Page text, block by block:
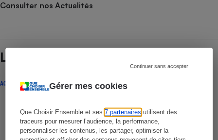
Gérer mes cookies
Que Choisir Ensemble et ses7 partenaires utilisent des
traceurs pour mesurer l’audience, la performance,
personnaliser les contenus, les partager, optimiser la
Continuer sans accepter
Consulter nos Actualités
Lire aussi
ACTUALITÉ